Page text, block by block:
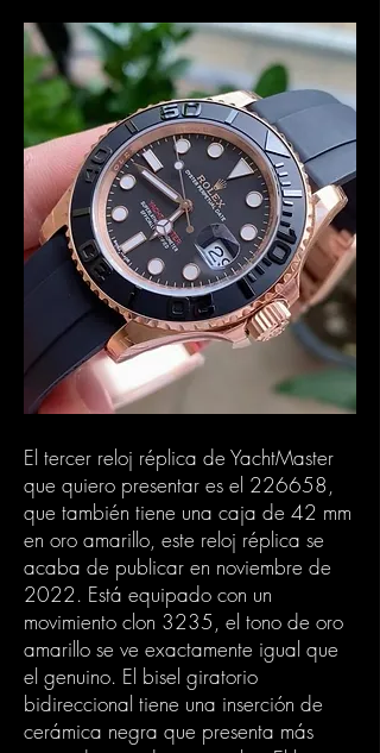
El tercer reloj réplica de YachtMaster
que quiero presentar es el 226658,
que también tiene una caja de 42 mm
en oro amarillo, este reloj réplica se
acaba de publicar en noviembre de
2022. Está equipado con un
movimiento clon 3235, el tono de oro
amarillo se ve exactamente igual que
el genuino. El bisel giratorio
bidireccional tiene una inserción de
cerámica negra que presenta más